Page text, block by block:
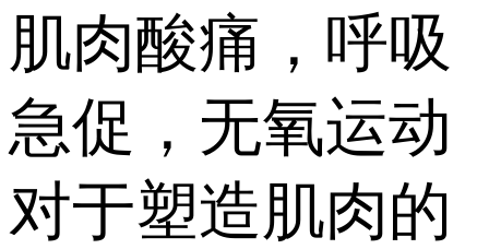
肌肉酸痛，呼吸
急促，无氧运动
对于塑造肌肉的